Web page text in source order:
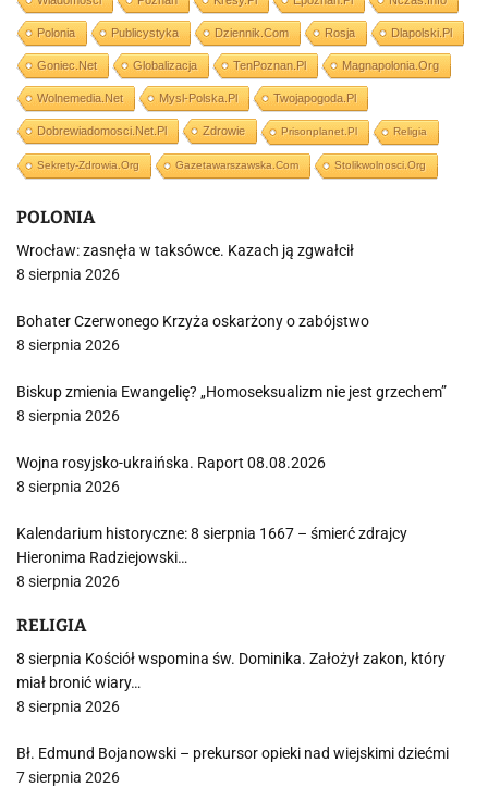
Polonia Publicystyka Dziennik.com Rosja Dlapolski.pl
Goniec.net Globalizacja TenPoznan.pl Magnapolonia.org
Wolnemedia.net Mysl-Polska.pl Twojapogoda.pl
Dobrewiadomosci.net.pl Zdrowie Prisonplanet.pl Religia
Sekrety-Zdrowia.org Gazetawarszawska.com Stolikwolnosci.org
POLONIA
Wrocław: zasnęła w taksówce. Kazach ją zgwałcił
8 sierpnia 2026
Bohater Czerwonego Krzyża oskarżony o zabójstwo
8 sierpnia 2026
Biskup zmienia Ewangelię? „Homoseksualizm nie jest grzechem”
8 sierpnia 2026
Wojna rosyjsko-ukraińska. Raport 08.08.2026
8 sierpnia 2026
Kalendarium historyczne: 8 sierpnia 1667 – śmierć zdrajcy
Hieronima Radziejowski…
8 sierpnia 2026
RELIGIA
8 sierpnia Kościół wspomina św. Dominika. Założył zakon, który
miał bronić wiary…
8 sierpnia 2026
Bł. Edmund Bojanowski – prekursor opieki nad wiejskimi dziećmi
7 sierpnia 2026